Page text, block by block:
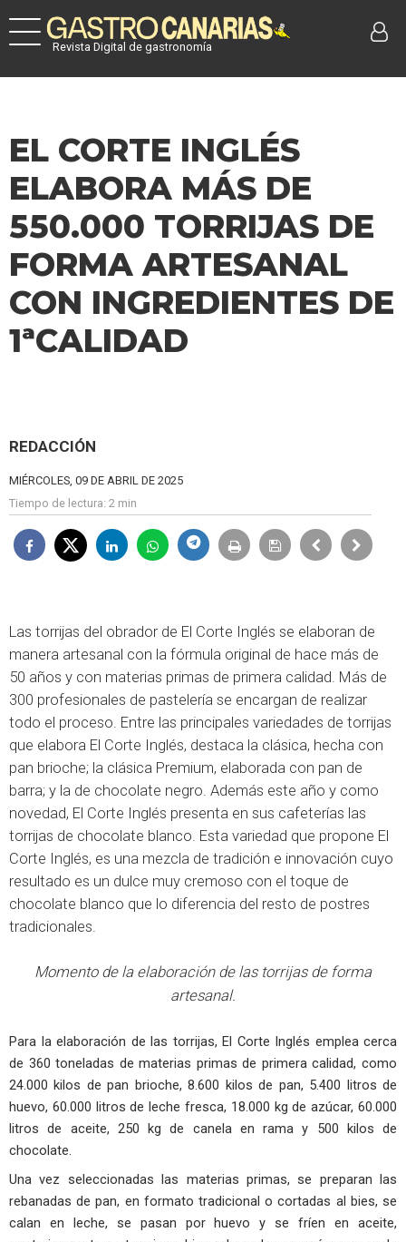
Revista Digital de gastronomía
EL CORTE INGLÉS
ELABORA MÁS DE
550.000 TORRIJAS DE
FORMA ARTESANAL
CON INGREDIENTES DE
1ªCALIDAD
REDACCIÓN
MIÉRCOLES, 09 DE ABRIL DE 2025
Tiempo de lectura: 2 min
Las torrijas del obrador de El Corte Inglés se elaboran de
manera artesanal con la fórmula original de hace más de
50 años y con materias primas de primera calidad. Más de
300 profesionales de pastelería se encargan de realizar
todo el proceso. Entre las principales variedades de torrijas
que elabora El Corte Inglés, destaca la clásica, hecha con
pan brioche; la clásica Premium, elaborada con pan de
barra; y la de chocolate negro. Además este año y como
novedad, El Corte Inglés presenta en sus cafeterías las
torrijas de chocolate blanco. Esta variedad que propone El
Corte Inglés, es una mezcla de tradición e innovación cuyo
resultado es un dulce muy cremoso con el toque de
chocolate blanco que lo diferencia del resto de postres
tradicionales.
Momento de la elaboración de las torrijas de forma
artesanal.
Para la elaboración de las torrijas, El Corte Inglés emplea cerca
de 360 toneladas de materias primas de primera calidad, como
24.000 kilos de pan brioche, 8.600 kilos de pan, 5.400 litros de
huevo, 60.000 litros de leche fresca, 18.000 kg de azúcar, 60.000
litros de aceite, 250 kg de canela en rama y 500 kilos de
chocolate.
Una vez seleccionadas las materias primas, se preparan las
rebanadas de pan, en formato tradicional o cortadas al bies, se
calan en leche, se pasan por huevo y se fríen en aceite,